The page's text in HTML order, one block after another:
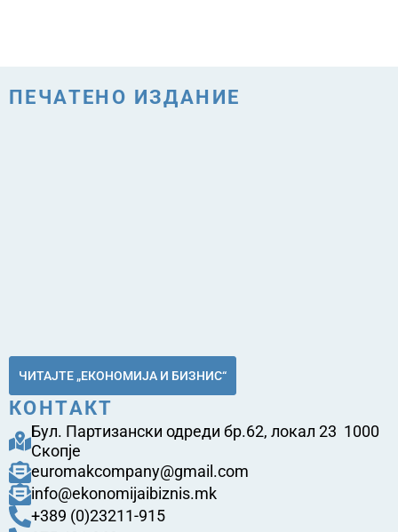
ПЕЧАТЕНО ИЗДАНИЕ
ЧИТАЈТЕ „ЕКОНОМИЈА И БИЗНИС“
КОНТАКТ
Бул. Партизански одреди бр.62, локал 23 1000
Скопје
euromakcompany@gmail.com
info@ekonomijaibiznis.mk
+389 (0)23211-915